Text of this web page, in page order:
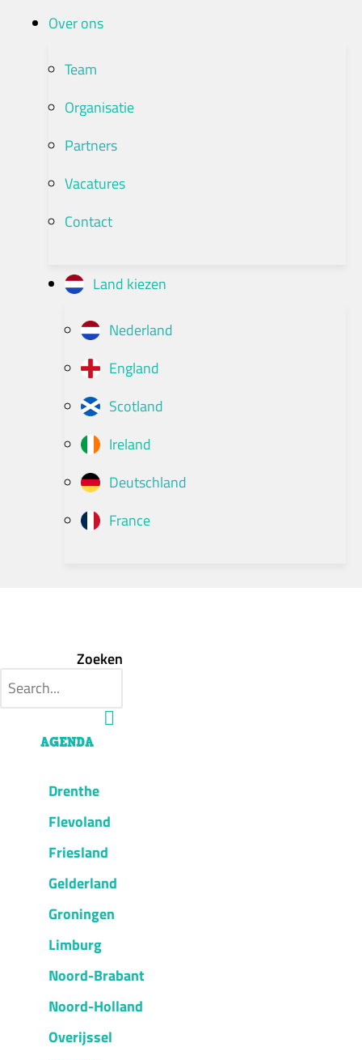
Over ons
Team
Organisatie
Partners
Vacatures
Contact
Land kiezen
Nederland
England
Scotland
Ireland
Deutschland
France
Zoeken
AGENDA
Drenthe
Flevoland
Friesland
Gelderland
Groningen
Limburg
Noord-Brabant
Noord-Holland
Overijssel